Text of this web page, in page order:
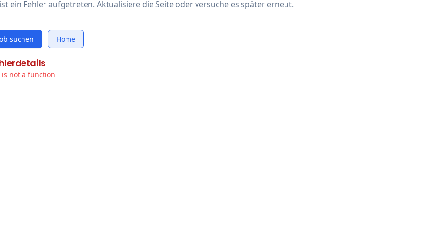
ein Fehler aufgetreten. Aktualisiere die Seite oder versuche es später erneut.
suchen Home
not a function